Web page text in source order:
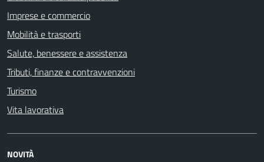
Imprese e commercio
Mobilità e trasporti
Salute, benessere e assistenza
Tributi, finanze e contravvenzioni
Turismo
Vita lavorativa
NOVITÀ